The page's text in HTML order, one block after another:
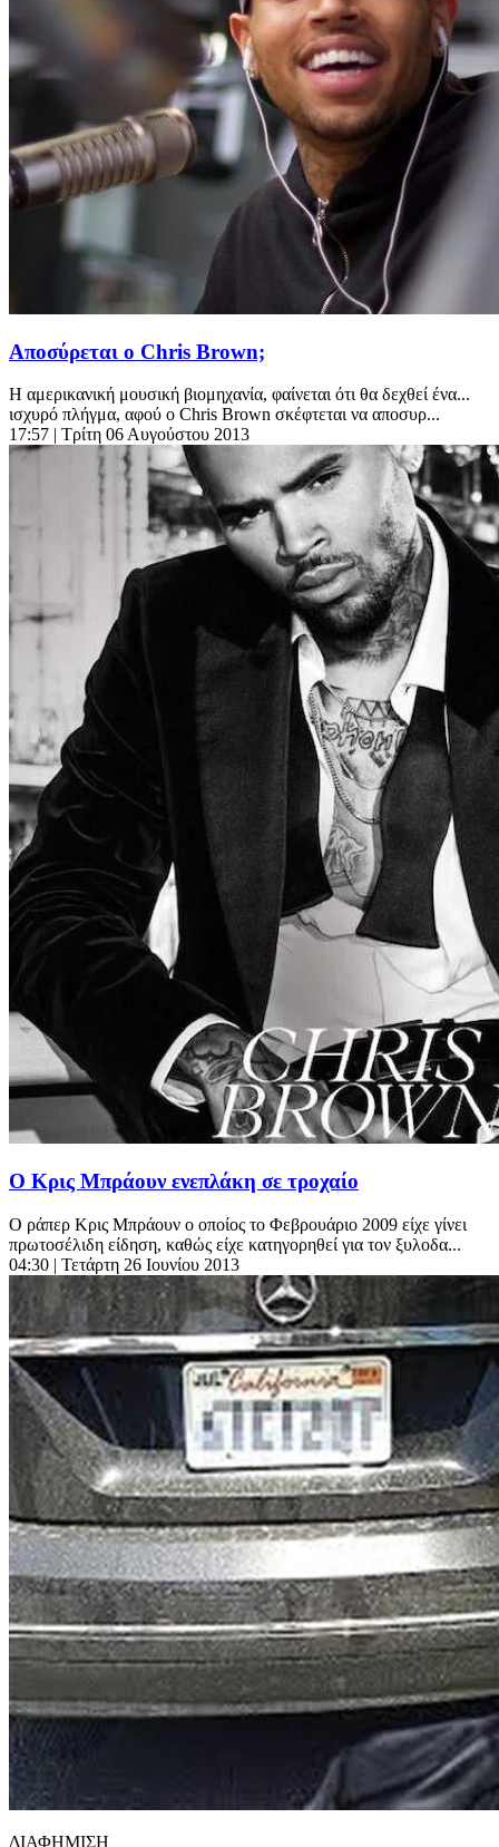
Αποσύρεται ο Chris Brown;
H αμερικανική μουσική βιομηχανία, φαίνεται ότι θα δεχθεί ένα...
ισχυρό πλήγμα, αφού ο Chris Brown σκέφτεται να αποσυρ...
17:57 | Τρίτη 06 Αυγούστου 2013
Ο Κρις Μπράουν ενεπλάκη σε τροχαίο
Ο ράπερ Κρις Μπράουν ο οποίος το Φεβρουάριο 2009 είχε γίνει
πρωτοσέλιδη είδηση, καθώς είχε κατηγορηθεί για τον ξυλοδα...
04:30 | Τετάρτη 26 Ιουνίου 2013
ΔΙΑΦΗΜΙΣΗ